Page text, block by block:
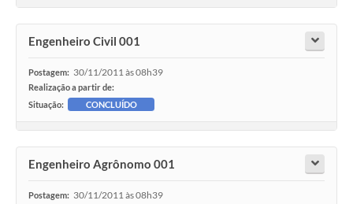
Engenheiro Civil 001
Postagem: 30/11/2011 às 08h39
Realização a partir de:
Situação:
CONCLUÍDO
Engenheiro Agrônomo 001
Postagem: 30/11/2011 às 08h39